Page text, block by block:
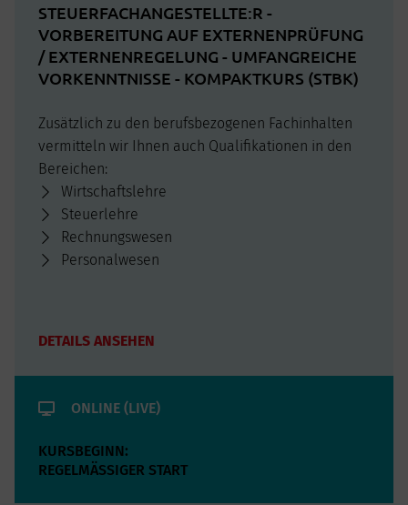
ONLINE (LIVE)
KURSBEGINN:
REGELMÄSSIGER START
STEUERFACHANGESTELLTE:R -
VORBEREITUNG AUF EXTERNENPRÜFUNG
/ EXTERNENREGELUNG - UMFANGREICHE
VORKENNTNISSE - KOMPAKTKURS (STBK)
Zusätzlich zu den berufsbezogenen Fachinhalten
vermitteln wir Ihnen auch Qualifikationen in den
Bereichen:
Wirtschaftslehre
Steuerlehre
Rechnungswesen
Personalwesen
DETAILS ANSEHEN